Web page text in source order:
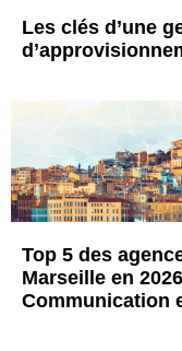
Les clés d’une
Top 5 des
Marseille en
Communication